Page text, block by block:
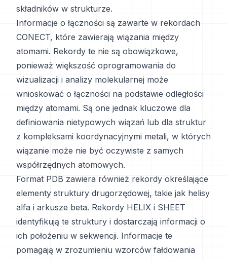
składników w strukturze.
Informacje o łączności są zawarte w rekordach
CONECT, które zawierają wiązania między
atomami. Rekordy te nie są obowiązkowe,
ponieważ większość oprogramowania do
wizualizacji i analizy molekularnej może
wnioskować o łączności na podstawie odległości
między atomami. Są one jednak kluczowe dla
definiowania nietypowych wiązań lub dla struktur
z kompleksami koordynacyjnymi metali, w których
wiązanie może nie być oczywiste z samych
współrzędnych atomowych.
Format PDB zawiera również rekordy określające
elementy struktury drugorzędowej, takie jak helisy
alfa i arkusze beta. Rekordy HELIX i SHEET
identyfikują te struktury i dostarczają informacji o
ich położeniu w sekwencji. Informacje te
pomagają w zrozumieniu wzorców fałdowania